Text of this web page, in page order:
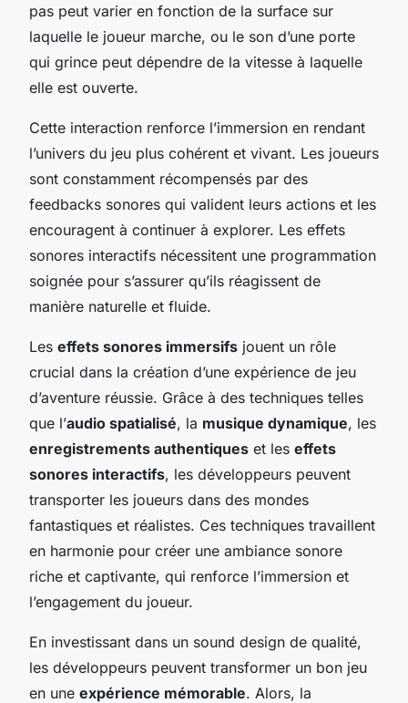
pas peut varier en fonction de la surface sur
laquelle le joueur marche, ou le son d’une porte
qui grince peut dépendre de la vitesse à laquelle
elle est ouverte.
Cette interaction renforce l’immersion en rendant
l’univers du jeu plus cohérent et vivant. Les joueurs
sont constamment récompensés par des
feedbacks sonores qui valident leurs actions et les
encouragent à continuer à explorer. Les effets
sonores interactifs nécessitent une programmation
soignée pour s’assurer qu’ils réagissent de
manière naturelle et fluide.
Les effets sonores immersifs jouent un rôle
crucial dans la création d’une expérience de jeu
d’aventure réussie. Grâce à des techniques telles
que l’audio spatialisé, la musique dynamique, les
enregistrements authentiques et les effets
sonores interactifs, les développeurs peuvent
transporter les joueurs dans des mondes
fantastiques et réalistes. Ces techniques travaillent
en harmonie pour créer une ambiance sonore
riche et captivante, qui renforce l’immersion et
l’engagement du joueur.
En investissant dans un sound design de qualité,
les développeurs peuvent transformer un bon jeu
en une expérience mémorable. Alors, la